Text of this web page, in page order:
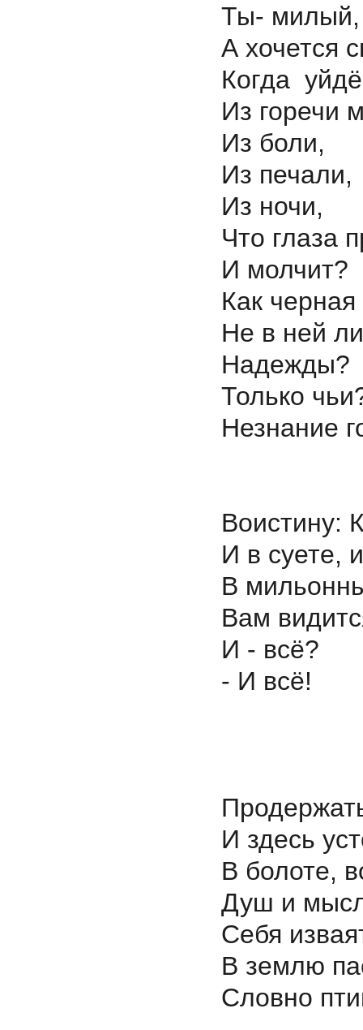
Ты- милый,
А хочется
Когда
Из горечи
Из боли,
Из печали,
Из ночи,
Что глаза
И молчит?
Как
Не в ней
Надежды?
Только
Незнание
Воистину:
И в суете,
В
Вам
И - всё?
- И всё!
И здесь
В болоте,
Душ и
Себя
В землю
Словно